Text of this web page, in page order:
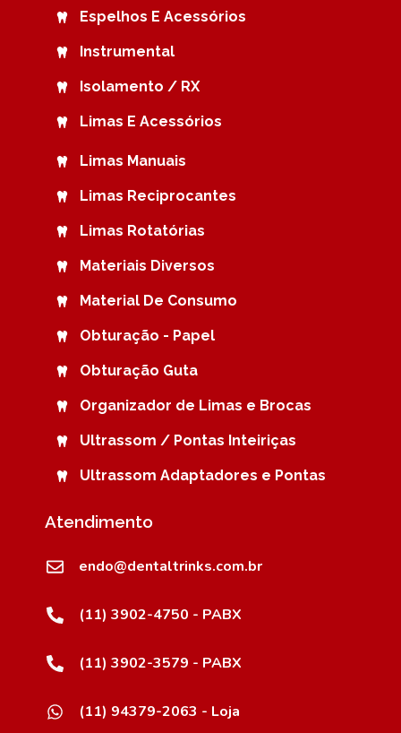
Espelhos E Acessórios
Instrumental
Isolamento / RX
Limas E Acessórios
Limas Manuais
Limas Reciprocantes
Limas Rotatórias
Materiais Diversos
Material De Consumo
Obturação - Papel
Obturação Guta
Organizador de Limas e Brocas
Ultrassom / Pontas Inteiriças
Ultrassom Adaptadores e Pontas
Atendimento
endo@dentaltrinks.com.br
(11) 3902-4750 - PABX
(11) 3902-3579 - PABX
(11) 94379-2063 - Loja